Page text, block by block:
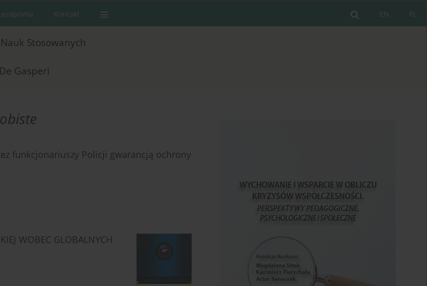
PL
EN
Kontakt
Stosowanych
Gasperi
funkcjonariuszy Policji gwarancją ochrony
WOBEC GLOBALNYCH